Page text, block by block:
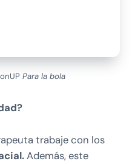
Para la bola
trabaje con los
Además, este